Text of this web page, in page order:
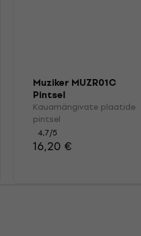
Muziker MUZR01C
Pintsel
Kauamängivate plaatide
pintsel
4,7/5
16,20 €